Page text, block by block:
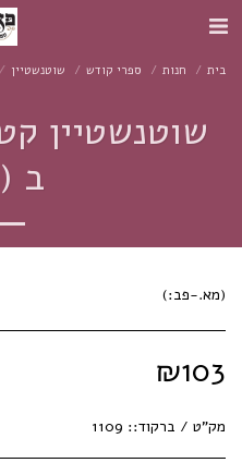
בית חנות ספרי קודש שוטנשטיין
שוטנשטיין
ב
(מא.-פב:)
₪103
מק"ט / ברקוד:: 1109